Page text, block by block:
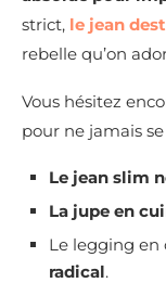
strict, le jean
rebelle qu’on
Vous hésitez
pour ne jamais
Le jean slim
La jupe en
Le legging en
radical.